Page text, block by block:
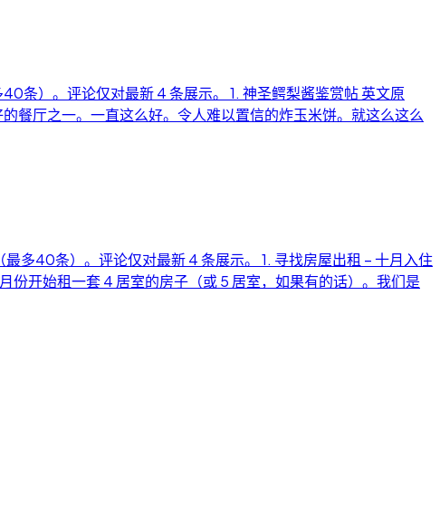
）。评论仅对最新 4 条展示。 1. 神圣鳄梨酱鉴赏帖 英文原
餐厅之一。一直这么好。令人难以置信的炸玉米饼。就这么这么
40条）。评论仅对最新 4 条展示。 1. 寻找房屋出租 – 十月入住
开始租一套 4 居室的房子（或 5 居室，如果有的话）。我们是